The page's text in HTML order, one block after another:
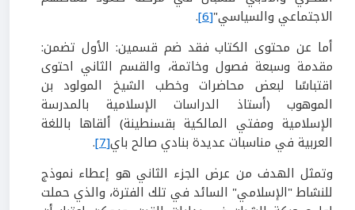
الاجتماعي والسياسي"[6]
.
أما عن محتوى الكتاب فقد ضم قسمين: الأول تضمن:
مقدمة وسبعة فصول وخاتمة، والقسم الثاني احتوى
اقتباسًا لبعض محاضرات وخطب الشيخ المولود بن
الموهوب (أستاذ الدراسات الإسلامية بالمدرسة
الإسلامية ومفتي المالكية بقسنطينة) ألقاها باللغة
العربية في مناسبات عديدة بنادي صالح باي[7]
.
وتمثل الهدف من عرض الجزء الثاني هو إعطاء نموذج
للنشاط "الإسلامي" السائد في تلك الفترة، والذي حملت